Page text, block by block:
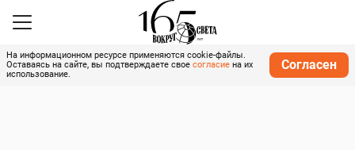
На информационном ресурсе применяются cookie-файлы.
Оставаясь на сайте, вы подтверждаете свое согласие на их
использование.
Согласен